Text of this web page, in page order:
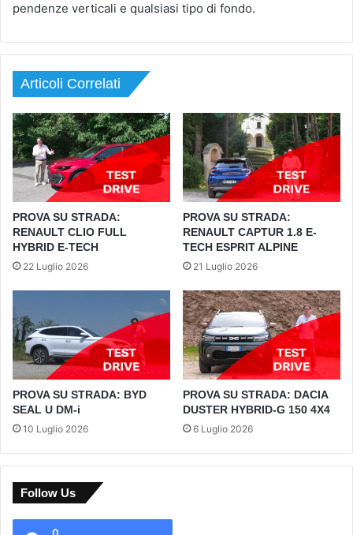
pendenze verticali e qualsiasi tipo di fondo.
Articoli Correlati
PROVA SU STRADA:
RENAULT CLIO FULL
HYBRID E-TECH
22 Luglio 2026
PROVA SU STRADA:
RENAULT CAPTUR 1.8 E-
TECH ESPRIT ALPINE
21 Luglio 2026
PROVA SU STRADA: BYD
SEAL U DM-i
10 Luglio 2026
PROVA SU STRADA: DACIA
DUSTER HYBRID-G 150 4X4
6 Luglio 2026
Follow Us